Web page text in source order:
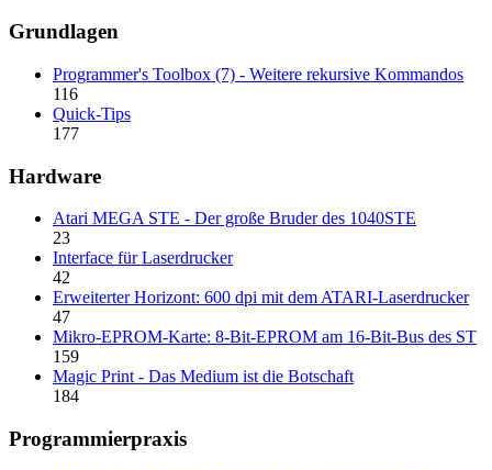
Grundlagen
Programmer's Toolbox (7) - Weitere rekursive Kommandos
116
Quick-Tips
177
Hardware
Atari MEGA STE - Der große Bruder des 1040STE
23
Interface für Laserdrucker
42
Erweiterter Horizont: 600 dpi mit dem ATARI-Laserdrucker
47
Mikro-EPROM-Karte: 8-Bit-EPROM am 16-Bit-Bus des ST
159
Magic Print - Das Medium ist die Botschaft
184
Programmierpraxis